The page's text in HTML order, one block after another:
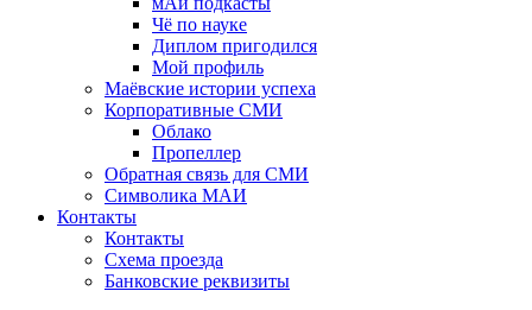
Чё по науке
Диплом пригодился
Мой профиль
Маёвские истории успеха
Корпоративные СМИ
Облако
Пропеллер
Обратная связь для СМИ
Символика МАИ
Контакты
Контакты
Схема проезда
Банковские реквизиты